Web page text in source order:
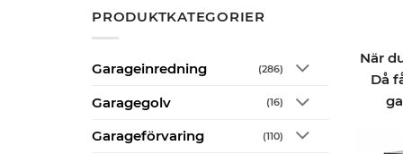
PRODUKTKATEGORIER
Garageinredning (286)
Garagegolv (16)
Garageförvaring (110)
När
Då